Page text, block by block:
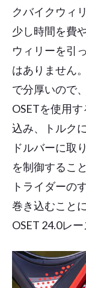
クバイクウィ
少し時間を費
ウィリーを引
はありません
で分厚いので
OSETを使用
込み、トルク
ドルバーに取
を制御するこ
トライダーの
巻き込むこと
OSET 24.0レ